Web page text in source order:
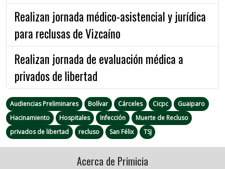
Realizan jornada médico-asistencial y jurídica
para reclusas de Vizcaíno
Realizan jornada de evaluación médica a
privados de libertad
Audiencias Preliminares Bolívar Cárceles Cicpc
Guaiparo
Hacinamiento
Hospitales Infección
Muerte de Recluso
privados de libertad
recluso San Félix TSJ
Acerca de Primicia